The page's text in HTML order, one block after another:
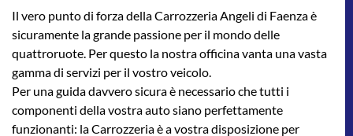
Il vero punto di forza della Carrozzeria Angeli di Faenza è
sicuramente la grande passione per il mondo delle
quattroruote. Per questo la nostra officina vanta una vasta
gamma di servizi per il vostro veicolo.
Per una guida davvero sicura è necessario che tutti i
componenti della vostra auto siano perfettamente
funzionanti: la Carrozzeria è a vostra disposizione per